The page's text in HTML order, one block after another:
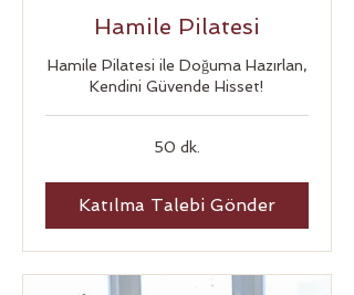
Hamile Pilatesi
Hamile Pilatesi ile Doğuma Hazırlan,
Kendini Güvende Hisset!
50 dk.
Katılma Talebi Gönder